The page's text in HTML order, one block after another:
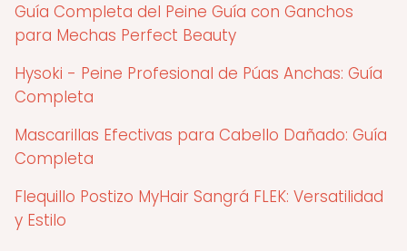
Guía Completa del Peine Guía con Ganchos
para Mechas Perfect Beauty
Hysoki - Peine Profesional de Púas Anchas: Guía
Completa
Mascarillas Efectivas para Cabello Dañado: Guía
Completa
Flequillo Postizo MyHair Sangrá FLEK: Versatilidad
y Estilo